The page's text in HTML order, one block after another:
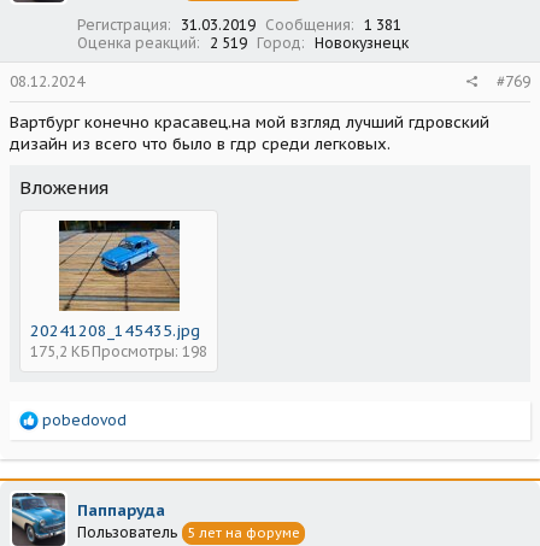
Регистрация 31.03.2019 Сообщения
1 381
Оценка реакций
2 519 Город Новокузнецк
08.12.2024 #769
Вартбург конечно красавец.на мой взгляд лучший гдровский
дизайн из всего что было в гдр среди легковых.
Вложения
20241208_145435.jpg
175,2 КБ Просмотры: 198
Р
а
к
ц
и
и
pobedovod
Паппаруда
Пользователь 5 лет на форуме